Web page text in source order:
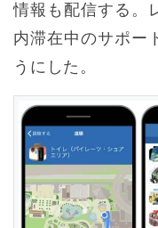
情報も配信する。
内滞在中のサポー
うにした。